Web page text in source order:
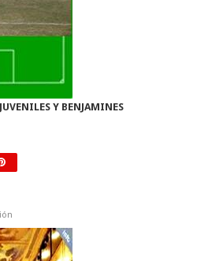
Y BENJAMINES